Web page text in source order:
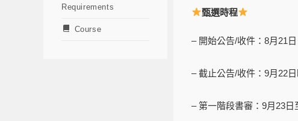
Requirements
Course
甄選時程
– 開始公告/收件：8月21日
– 截止公告/收件：9月22
– 第一階段書審：9月23日